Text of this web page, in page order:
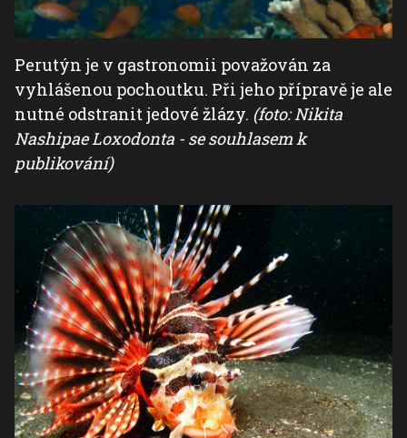
Perutýn je v gastronomii považován za
vyhlášenou pochoutku. Při jeho přípravě je ale
nutné odstranit jedové žlázy. (foto: Nikita
Nashipae Loxodonta - se souhlasem k
publikování)